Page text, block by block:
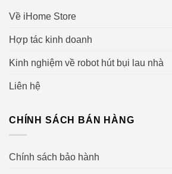
Về iHome Store
Hợp tác kinh doanh
Kinh nghiệm về robot hút bụi lau nhà
Liên hệ
CHÍNH SÁCH BÁN HÀNG
Chính sách bảo hành